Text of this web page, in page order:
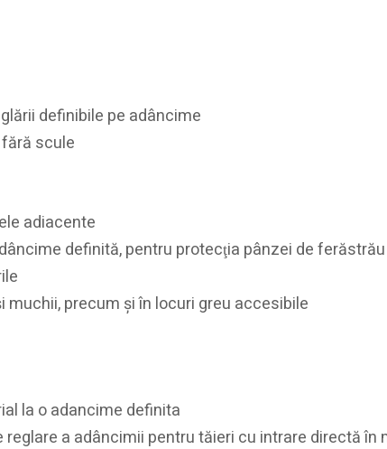
definibile pe adâncime
scule
adiacente
definită, pentru protecţia pânzei de ferăstrău
precum şi în locuri greu accesibile
la o adancime definita
a adâncimii pentru tăieri cu intrare directă în